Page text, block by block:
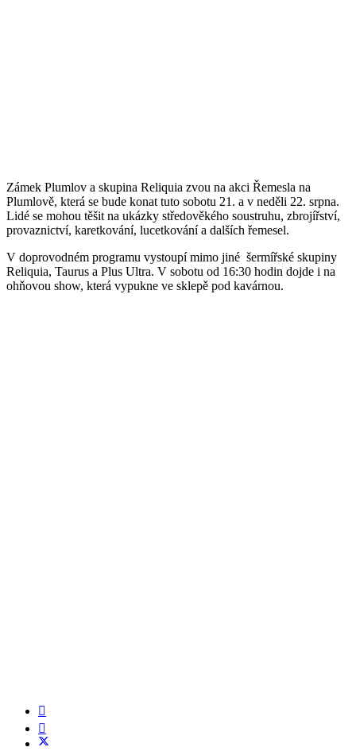
Zámek Plumlov a skupina Reliquia zvou na akci Řemesla na
Plumlově, která se bude konat tuto sobotu 21. a v neděli 22. srpna.
Lidé se mohou těšit na ukázky středověkého soustruhu, zbrojířství,
provaznictví, karetkování, lucetkování a dalších řemesel.
V doprovodném programu vystoupí mimo jiné šermířské skupiny
Reliquia, Taurus a Plus Ultra. V sobotu od 16:30 hodin dojde i na
ohňovou show, která vypukne ve sklepě pod kavárnou.